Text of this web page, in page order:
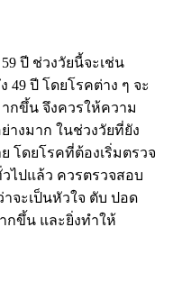
ปี ช่วงวัยนี้จะเช่น
49 ปี โดยโรคต่าง ๆ จะ
กขึ้น จึงควรให้ความ
งมาก ในช่วงวัยที่ยัง
โดยโรคที่ต้องเริ่มตรวจ
ไปแล้ว ควรตรวจสอบ
จะเป็นหัวใจ ตับ ปอด
กขึ้น และยิ่งทำให้